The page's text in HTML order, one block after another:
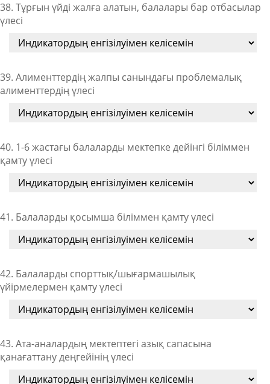
38. Тұрғын үйді жалға алатын, балалары бар отбасылар
үлесі
39. Алименттердің жалпы санындағы проблемалық
алименттердің үлесі
40. 1-6 жастағы балаларды мектепке дейінгі біліммен
қамту үлесі
41. Балаларды қосымша біліммен қамту үлесі
42. Балаларды спорттық/шығармашылық
үйірмелермен қамту үлесі
43. Ата-аналардың мектептегі азық сапасына
қанағаттану деңгейінің үлесі